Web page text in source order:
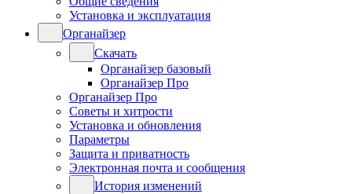
Установка и эксплуатация
Органайзер
Скачать
Органайзер базовый
Органайзер Про
Органайзер Про
Советы и хитрости
Установка и обновления
Параметры
Защита и приватность
Электронная почта и сообщения
История изменений